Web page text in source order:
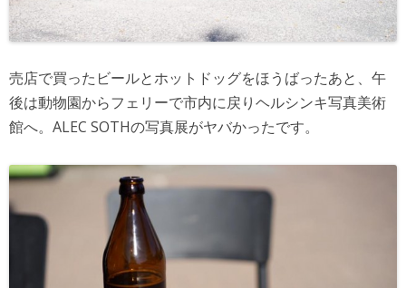
売店で買ったビールとホットドッグをほうばったあと、午
後は動物園からフェリーで市内に戻りヘルシンキ写真美術
館へ。ALEC SOTHの写真展がヤバかったです。